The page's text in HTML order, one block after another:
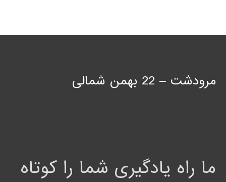
مرودشت – 22 بهمن شمالی
ما راه یادگیری شما را کوتاه